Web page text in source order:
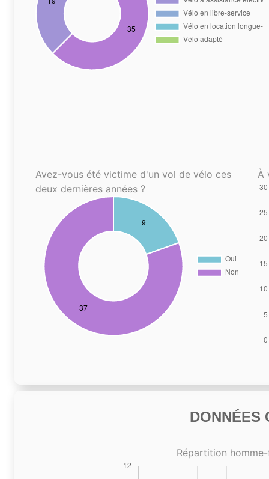
Avez-vous été victime d'un vol de vélo ces
deux dernières années ?
À
DONNÉES
Répartition